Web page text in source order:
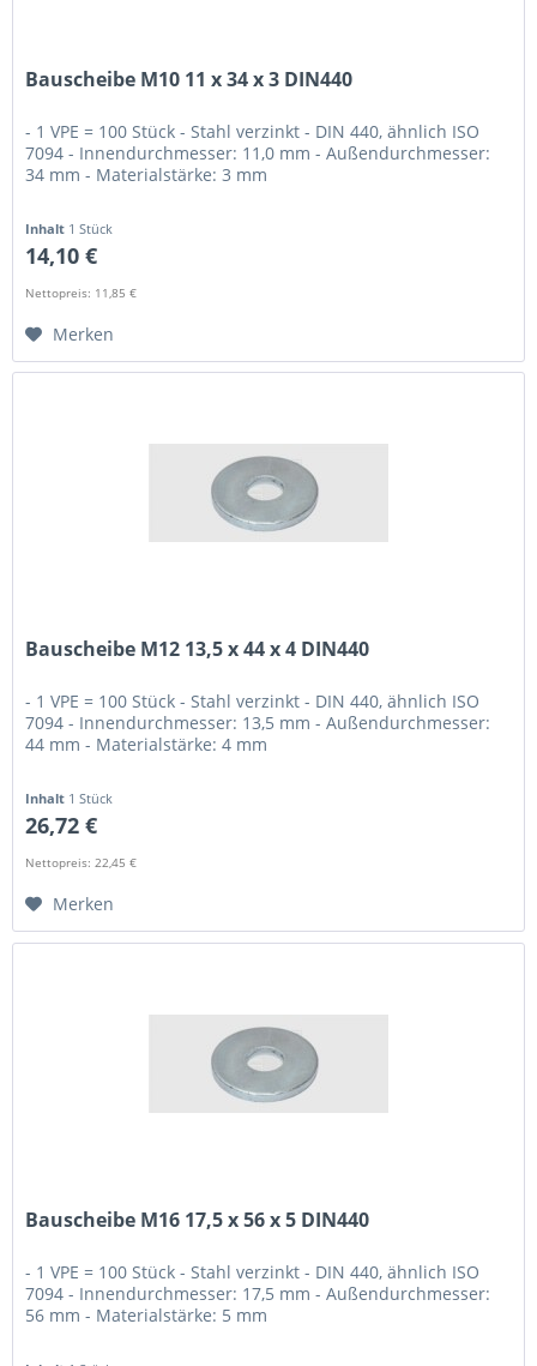
Bauscheibe M10 11 x 34 x 3 DIN440
- 1 VPE = 100 Stück - Stahl verzinkt - DIN 440, ähnlich ISO
7094 - Innendurchmesser: 11,0 mm - Außendurchmesser:
34 mm - Materialstärke: 3 mm
Inhalt 1 Stück
14,10 €
Nettopreis: 11,85 €
Merken
Bauscheibe M12 13,5 x 44 x 4 DIN440
- 1 VPE = 100 Stück - Stahl verzinkt - DIN 440, ähnlich ISO
7094 - Innendurchmesser: 13,5 mm - Außendurchmesser:
44 mm - Materialstärke: 4 mm
Inhalt 1 Stück
26,72 €
Nettopreis: 22,45 €
Merken
Bauscheibe M16 17,5 x 56 x 5 DIN440
- 1 VPE = 100 Stück - Stahl verzinkt - DIN 440, ähnlich ISO
7094 - Innendurchmesser: 17,5 mm - Außendurchmesser:
56 mm - Materialstärke: 5 mm